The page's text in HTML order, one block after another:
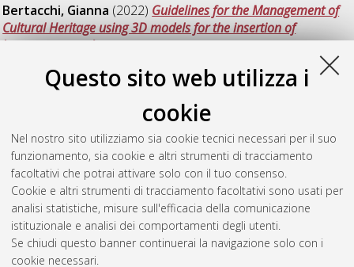
Questo sito web utilizza i
cookie
Nel nostro sito utilizziamo sia cookie tecnici necessari per il suo
funzionamento, sia cookie e altri strumenti di tracciamento
facoltativi che potrai attivare solo con il tuo consenso.
Cookie e altri strumenti di tracciamento facoltativi sono usati per
analisi statistiche, misure sull'efficacia della comunicazione
istituzionale e analisi dei comportamenti degli utenti.
Se chiudi questo banner continuerai la navigazione solo con i
cookie necessari.
Bertacchi, Gianna (2022) Guidelines for the Management of
Cultural Heritage using 3D models for the insertion of
heterogeneous data, [Dissertation thesis], Alma Mater
Beni
culturali e ambientali, 34 Ciclo. DOI
Automatic classification of architectural
and archaeological 3D Data, [Dissertation thesis], Alma Mater
Studiorum Università di Bologna. Dottorato di ricerca in
Architettura, 32 Ciclo. DOI 10.6092/unibo/amsdottorato/9347.
Questa lista e' stata generata ilFri Aug 7 20:46:24 2026 CEST